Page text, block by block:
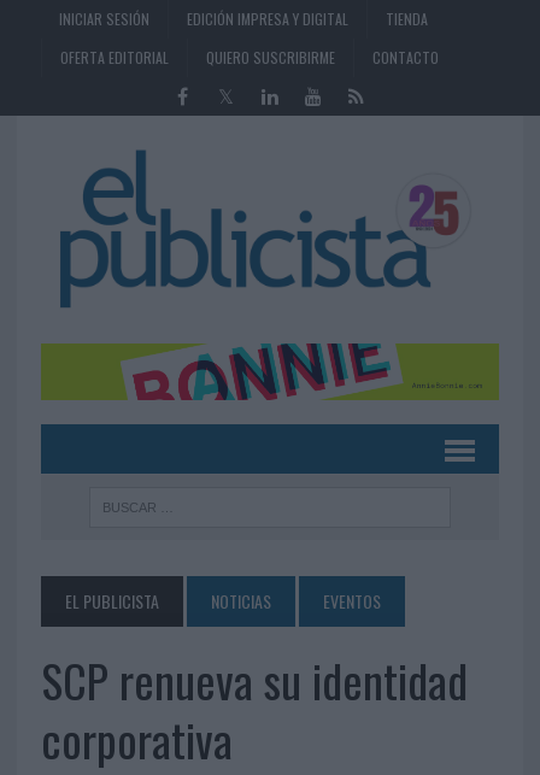
INICIAR SESIÓN EDICIÓN IMPRESA Y DIGITAL
TIENDA
OFERTA EDITORIAL
QUIERO SUSCRIBIRME CONTACTO
EL PUBLICISTA NOTICIAS EVENTOS
SCP renueva su identidad
corporativa